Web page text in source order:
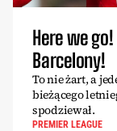
Here we
Barcelony!
To nie żart, a
bieżącego
spodziewał.
PREMIER LEAGUE